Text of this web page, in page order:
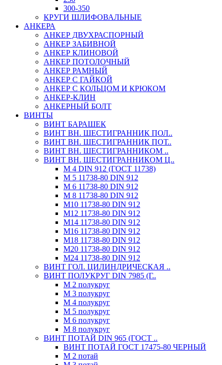
300-350
КРУГИ ШЛИФОВАЛЬНЫЕ
АНКЕРА
АНКЕР ДВУХРАСПОРНЫЙ
АНКЕР ЗАБИВНОЙ
АНКЕР КЛИНОВОЙ
АНКЕР ПОТОЛОЧНЫЙ
АНКЕР РАМНЫЙ
АНКЕР С ГАЙКОЙ
АНКЕР С КОЛЬЦОМ И КРЮКОМ
АНКЕР-КЛИН
АНКЕРНЫЙ БОЛТ
ВИНТЫ
ВИНТ БАРАШЕК
ВИНТ ВН. ШЕСТИГРАННИК ПОЛ..
ВИНТ ВН. ШЕСТИГРАННИК ПОТ..
ВИНТ ВН. ШЕСТИГРАННИКОМ ..
ВИНТ ВН. ШЕСТИГРАННИКОМ Ц..
М 4 DIN 912 (ГОСТ 11738)
М 5 11738-80 DIN 912
М 6 11738-80 DIN 912
М 8 11738-80 DIN 912
М10 11738-80 DIN 912
М12 11738-80 DIN 912
М14 11738-80 DIN 912
М16 11738-80 DIN 912
М18 11738-80 DIN 912
М20 11738-80 DIN 912
М24 11738-80 DIN 912
ВИНТ ГОЛ. ЦИЛИНДРИЧЕСКАЯ ..
ВИНТ ПОЛУКРУГ DIN 7985 (Г..
М 2 полукруг
М 3 полукруг
М 4 полукруг
М 5 полукруг
М 6 полукруг
М 8 полукруг
ВИНТ ПОТАЙ DIN 965 (ГОСТ ..
ВИНТ ПОТАЙ ГОСТ 17475-80 ЧЕРНЫЙ
М 2 потай